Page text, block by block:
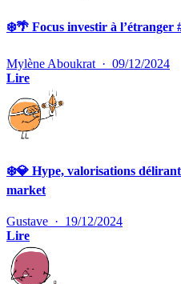
❄️🌴 Focus investir à l’étranger
Mylène Aboukrat · 09/12/2024
Lire
❄️💎 Hype, valorisations
market
Gustave · 19/12/2024
Lire